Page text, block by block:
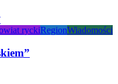
ryckiRegionWiadomości